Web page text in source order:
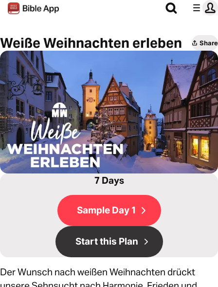
Weiße Weihnachten erleben Share
7 Days
Sample Day 1
Start this Plan
Der Wunsch nach weißen Weihnachten drückt